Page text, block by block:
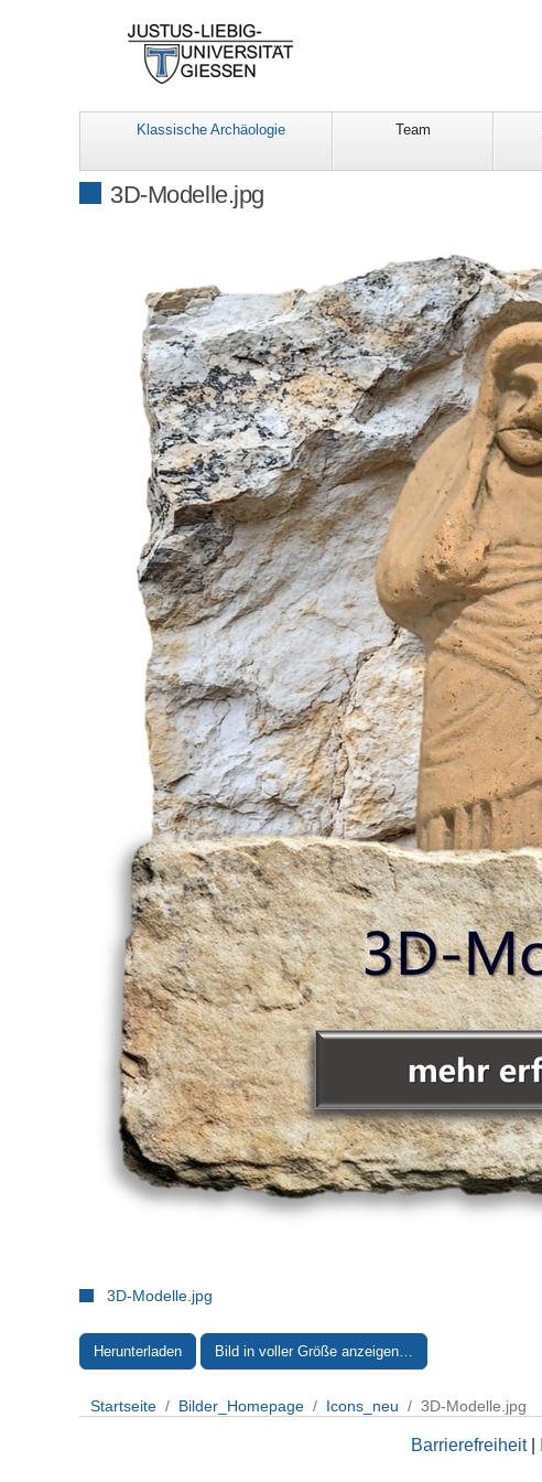
Klassische Archäologie Team
3D-Modelle.jpg
3D-Modelle.jpg
Herunterladen Bild in voller Größe anzeigen…
Startseite Bilder_Homepage Icons_neu 3D-Modelle.jpg
Barrierefreiheit|